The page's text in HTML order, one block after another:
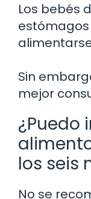
Los bebés
Sin
mejor
¿Puedo
los seis
No se